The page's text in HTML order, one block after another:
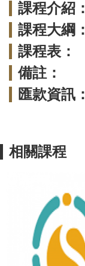
課程介紹：
課程大綱：
課程表：
備註：
匯款資訊：
相關課程